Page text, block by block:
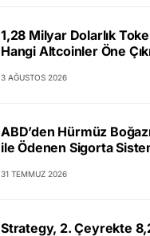
1,28 Milyar Dolarlık
Hangi Altcoinler Öne
3 AĞUSTOS 2026
ABD’den Hürmüz
ile Ödenen Sigorta
31 TEMMUZ 2026
Strategy, 2. Çeyrekte